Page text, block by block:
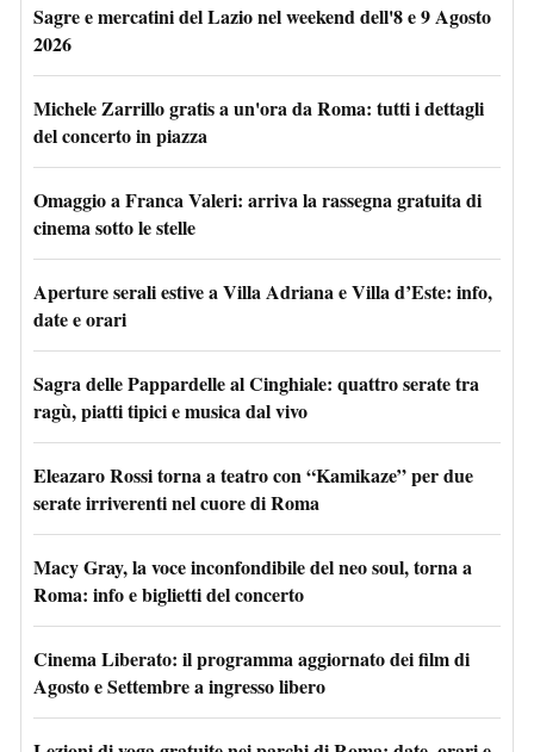
Sagre e mercatini del Lazio nel weekend dell'8 e 9 Agosto
2026
Michele Zarrillo gratis a un'ora da Roma: tutti i dettagli
del concerto in piazza
Omaggio a Franca Valeri: arriva la rassegna gratuita di
cinema sotto le stelle
Aperture serali estive a Villa Adriana e Villa d’Este: info,
date e orari
Sagra delle Pappardelle al Cinghiale: quattro serate tra
ragù, piatti tipici e musica dal vivo
Eleazaro Rossi torna a teatro con “Kamikaze” per due
serate irriverenti nel cuore di Roma
Macy Gray, la voce inconfondibile del neo soul, torna a
Roma: info e biglietti del concerto
Cinema Liberato: il programma aggiornato dei film di
Agosto e Settembre a ingresso libero